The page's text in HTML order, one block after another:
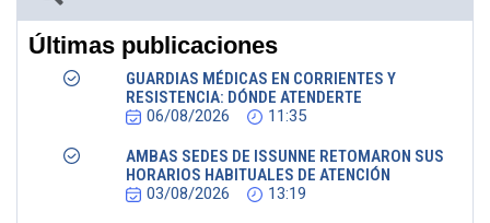
Últimas publicaciones
GUARDIAS MÉDICAS EN CORRIENTES Y
RESISTENCIA: DÓNDE ATENDERTE
06/08/2026
11:35
AMBAS SEDES DE ISSUNNE RETOMARON SUS
HORARIOS HABITUALES DE ATENCIÓN
03/08/2026
13:19